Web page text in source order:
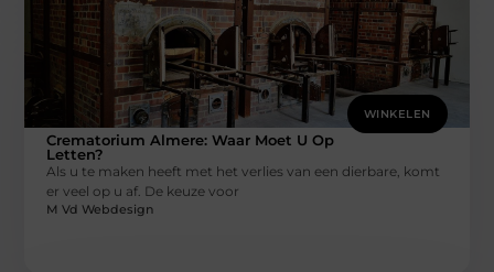
WINKELEN
Crematorium Almere: Waar Moet U Op
Letten?
Als u te maken heeft met het verlies van een dierbare, komt
er veel op u af. De keuze voor
M Vd Webdesign